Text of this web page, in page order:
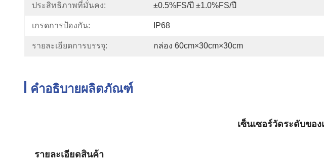
ประสิทธิภาพที่มั่นคง: ±0.5%FS/ปี ±1.0%FS/ปี
เกรดการป้องกัน: IP68
รายละเอียดการบรรจุ: กล่อง 60cm×30cm×30cm
คำอธิบายผลิตภัณฑ์
เซ็นเซอร์วัดระดับขอ
รายละเอียดสินค้า